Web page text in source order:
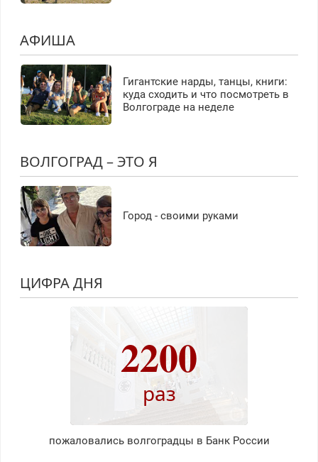
АФИША
Гигантские нарды, танцы, книги:
куда сходить и что посмотреть в
Волгограде на неделе
ВОЛГОГРАД – ЭТО Я
Город - своими руками
ЦИФРА ДНЯ
2200
раз
пожаловались волгоградцы в Банк России